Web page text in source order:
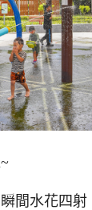
間水花四射